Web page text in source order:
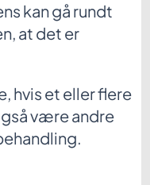
kan gå rundt
at det er
hvis et eller flere
være andre